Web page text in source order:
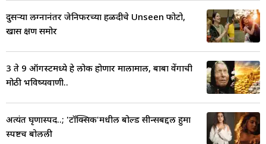
दुसऱ्या लग्नानंतर जेनिफरच्या हळदीचे Unseen फोटो,
खास क्षण समोर
3 ते 9 ऑगस्टमध्ये हे लोक होणार मालामाल, बाबा वेंगाची
मोठी भविष्यवाणी..
अत्यंत घृणास्पद..; 'टॉक्सिक'मधील बोल्ड सीन्सबद्दल हुमा
स्पष्टच बोलली